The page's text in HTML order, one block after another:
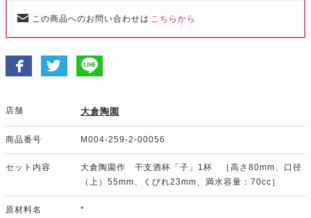
この商品へのお問い合わせは こちらから
店舗 大倉陶園
商品番号 M004-259-2-00056
セット内容
大倉陶園作 干支酒杯「子」1杯 ［高さ80mm、口径
（上）55mm、くびれ23mm、満水容量：70cc］
原材料名 *